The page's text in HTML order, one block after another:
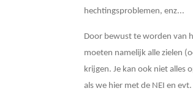
hechtingsproblemen, enz...
Door bewust te worden van
moeten namelijk alle zielen
krijgen. Je kan ook niet alles
als we hier met de NEI en